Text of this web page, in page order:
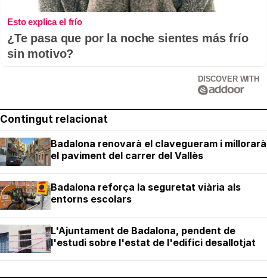
Esto explica el frío
¿Te pasa que por la noche sientes más frío
sin motivo?
DISCOVER WITH
Contingut relacionat
Badalona renovarà el clavegueram i millorarà
el paviment del carrer del Vallès
Badalona reforça la seguretat viària als
entorns escolars
L'Ajuntament de Badalona, pendent de
l'estudi sobre l'estat de l'edifici desallotjat